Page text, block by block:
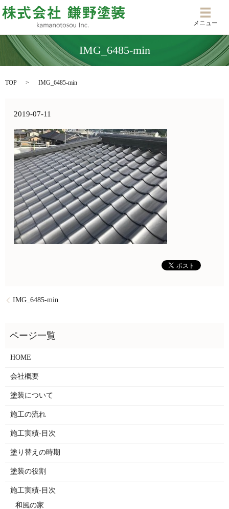
メニ
メニュー
IMG_6485-min
TOP IMG_6485-min
2019-07-11
IMG_6485-min
HOME
会社概要
塗装について
施工の流れ
施工実績-目次
塗り替えの時期
塗装の役割
施工実績-目次
和風の家